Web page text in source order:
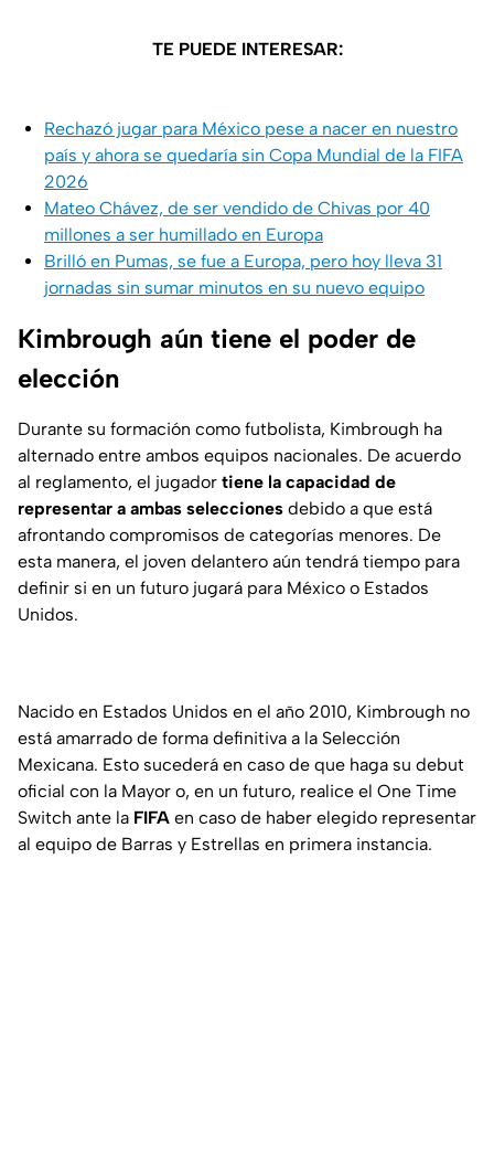
TE PUEDE INTERESAR:
Rechazó jugar para México pese a nacer en nuestro
país y ahora se quedaría sin Copa Mundial de la FIFA
2026
Mateo Chávez, de ser vendido de Chivas por 40
millones a ser humillado en Europa
Brilló en Pumas, se fue a Europa, pero hoy lleva 31
jornadas sin sumar minutos en su nuevo equipo
Kimbrough aún tiene el poder de
elección
Durante su formación como futbolista, Kimbrough ha
alternado entre ambos equipos nacionales. De acuerdo
al reglamento, el jugador tiene la capacidad de
representar a ambas selecciones debido a que está
afrontando compromisos de categorías menores. De
esta manera, el joven delantero aún tendrá tiempo para
definir si en un futuro jugará para México o Estados
Unidos.
Nacido en Estados Unidos en el año 2010, Kimbrough no
está amarrado de forma definitiva a la Selección
Mexicana. Esto sucederá en caso de que haga su debut
oficial con la Mayor o, en un futuro, realice el One Time
Switch ante la FIFA en caso de haber elegido representar
al equipo de Barras y Estrellas en primera instancia.